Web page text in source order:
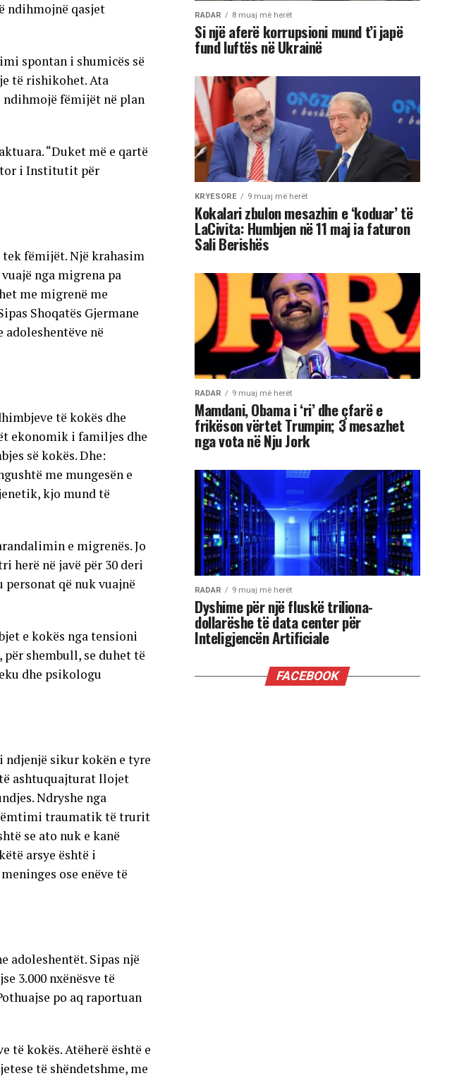
ndihmojnë qasjet
spontan i shumicës së
të rishikohet. Ata
ndihmojë fëmijët në plan
“Duket më e qartë
i Institutit për
fëmijët. Një krahasim
nga migrena pa
me migrenë me
Shoqatës Gjermane
adoleshentëve në
të kokës dhe
ekonomik i familjes dhe
së kokës. Dhe:
me mungesën e
kjo mund të
e migrenës. Jo
herë në javë për 30 deri
që nuk vuajnë
e kokës nga tensioni
për shembull, se duhet të
dhe psikologu
ndjenjë sikur kokën e tyre
të ashtuquajturat llojet
Ndryshe nga
traumatik të trurit
se ato nuk e kanë
arsye është i
ose enëve të
adoleshentët. Sipas një
3.000 nxënësve të
po aq raportuan
të kokës. Atëherë është e
të shëndetshme, me
RADAR 8 muaj më herët
Si një aferë korrupsioni mund t’i japë
fund luftës në Ukrainë
KRYESORE 9 muaj më herët
Kokalari zbulon mesazhin e ‘koduar’ të
LaCivita: Humbjen në 11 maj ia faturon
Sali Berishës
RADAR 9 muaj më herët
Mamdani, Obama i ‘ri’ dhe çfarë e
frikëson vërtet Trumpin; 3 mesazhet
nga vota në Nju Jork
RADAR 9 muaj më herët
Dyshime për një fluskë triliona-
dollarëshe të data center për
Inteligjencën Artificiale
FACEBOOK